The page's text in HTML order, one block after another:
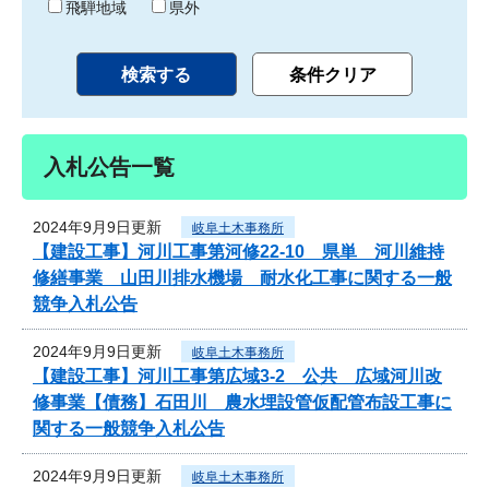
飛騨地域
県外
入札公告一覧
2024年9月9日更新 岐阜土木事務所
【建設工事】河川工事第河修22-10 県単 河川維持
修繕事業 山田川排水機場 耐水化工事に関する一般
競争入札公告
2024年9月9日更新 岐阜土木事務所
【建設工事】河川工事第広域3-2 公共 広域河川改
修事業【債務】石田川 農水埋設管仮配管布設工事に
関する一般競争入札公告
2024年9月9日更新 岐阜土木事務所